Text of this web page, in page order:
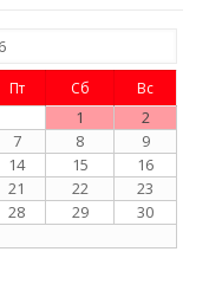
Пт Сб Вс
1
2
7 8
9
14 15
16
21 22
23
28 29
30